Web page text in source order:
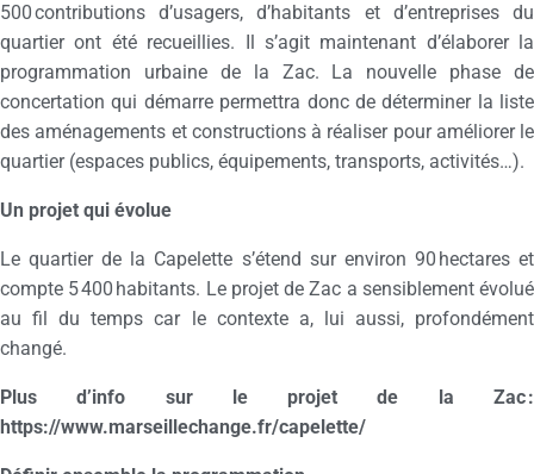
500 contributions d’usagers, d’habitants et d’entreprises du
quartier ont été recueillies. Il s’agit maintenant d’élaborer la
programmation urbaine de la Zac. La nouvelle phase de
concertation qui démarre permettra donc de déterminer la liste
des aménagements et constructions à réaliser pour améliorer le
quartier (espaces publics, équipements, transports, activités…).
Un projet qui évolue
Le quartier de la Capelette s’étend sur environ 90 hectares et
compte 5 400 habitants. Le projet de Zac a sensiblement évolué
au fil du temps car le contexte a, lui aussi, profondément
changé.
Plus d’info sur le projet de la Zac :
https://www.marseillechange.fr/capelette/